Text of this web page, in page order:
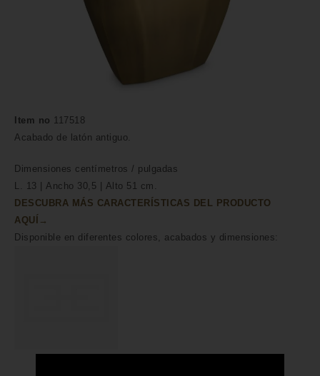
Item no 117518
Acabado de latón antiguo.
Dimensiones centímetros / pulgadas
L. 13 | Ancho 30,5 | Alto 51 cm.
DESCUBRA MÁS CARACTERÍSTICAS DEL PRODUCTO
AQUÍ→
Disponible en diferentes colores, acabados y dimensiones: